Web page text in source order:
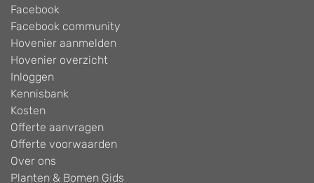
Facebook
Facebook community
Hovenier aanmelden
Hovenier overzicht
Inloggen
Kennisbank
Kosten
Offerte aanvragen
Offerte voorwaarden
Over ons
Planten & Bomen Gids